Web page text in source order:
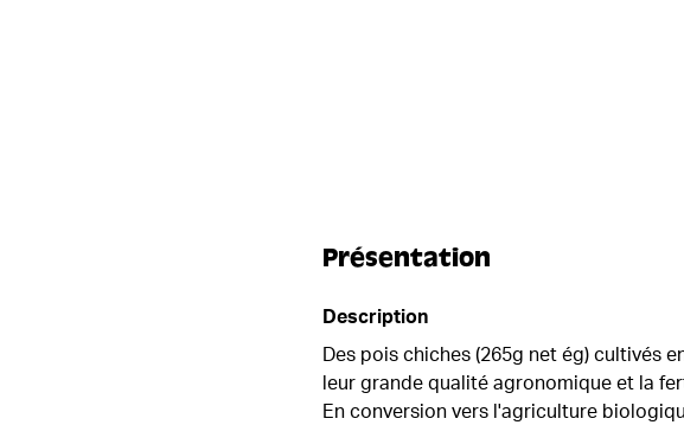
Présentation
Description
Des pois chiches (265g net ég) cultivés
leur grande qualité agronomique et la
En conversion vers l'agriculture